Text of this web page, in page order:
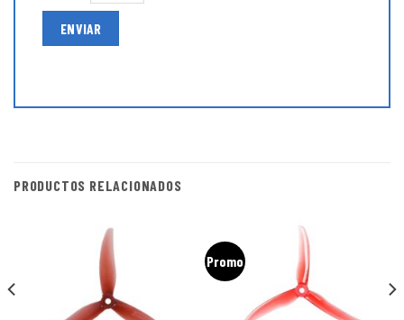
PRODUCTOS RELACIONADOS
Promo